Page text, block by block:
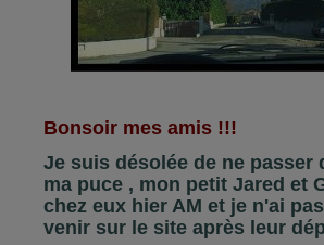
Bonsoir mes amis !!!
Je suis désolée de ne passer
ma puce , mon petit Jared et
chez eux hier AM et je n'ai
venir sur le site après leur